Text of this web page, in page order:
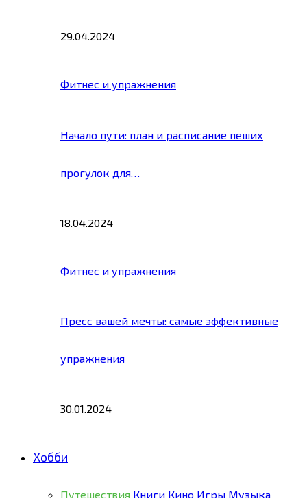
29.04.2024
Фитнес и упражнения
Начало пути: план и расписание пеших
прогулок для…
18.04.2024
Фитнес и упражнения
Пресс вашей мечты: самые эффективные
упражнения
30.01.2024
Хобби
Путешествия Книги Кино Игры Музыка